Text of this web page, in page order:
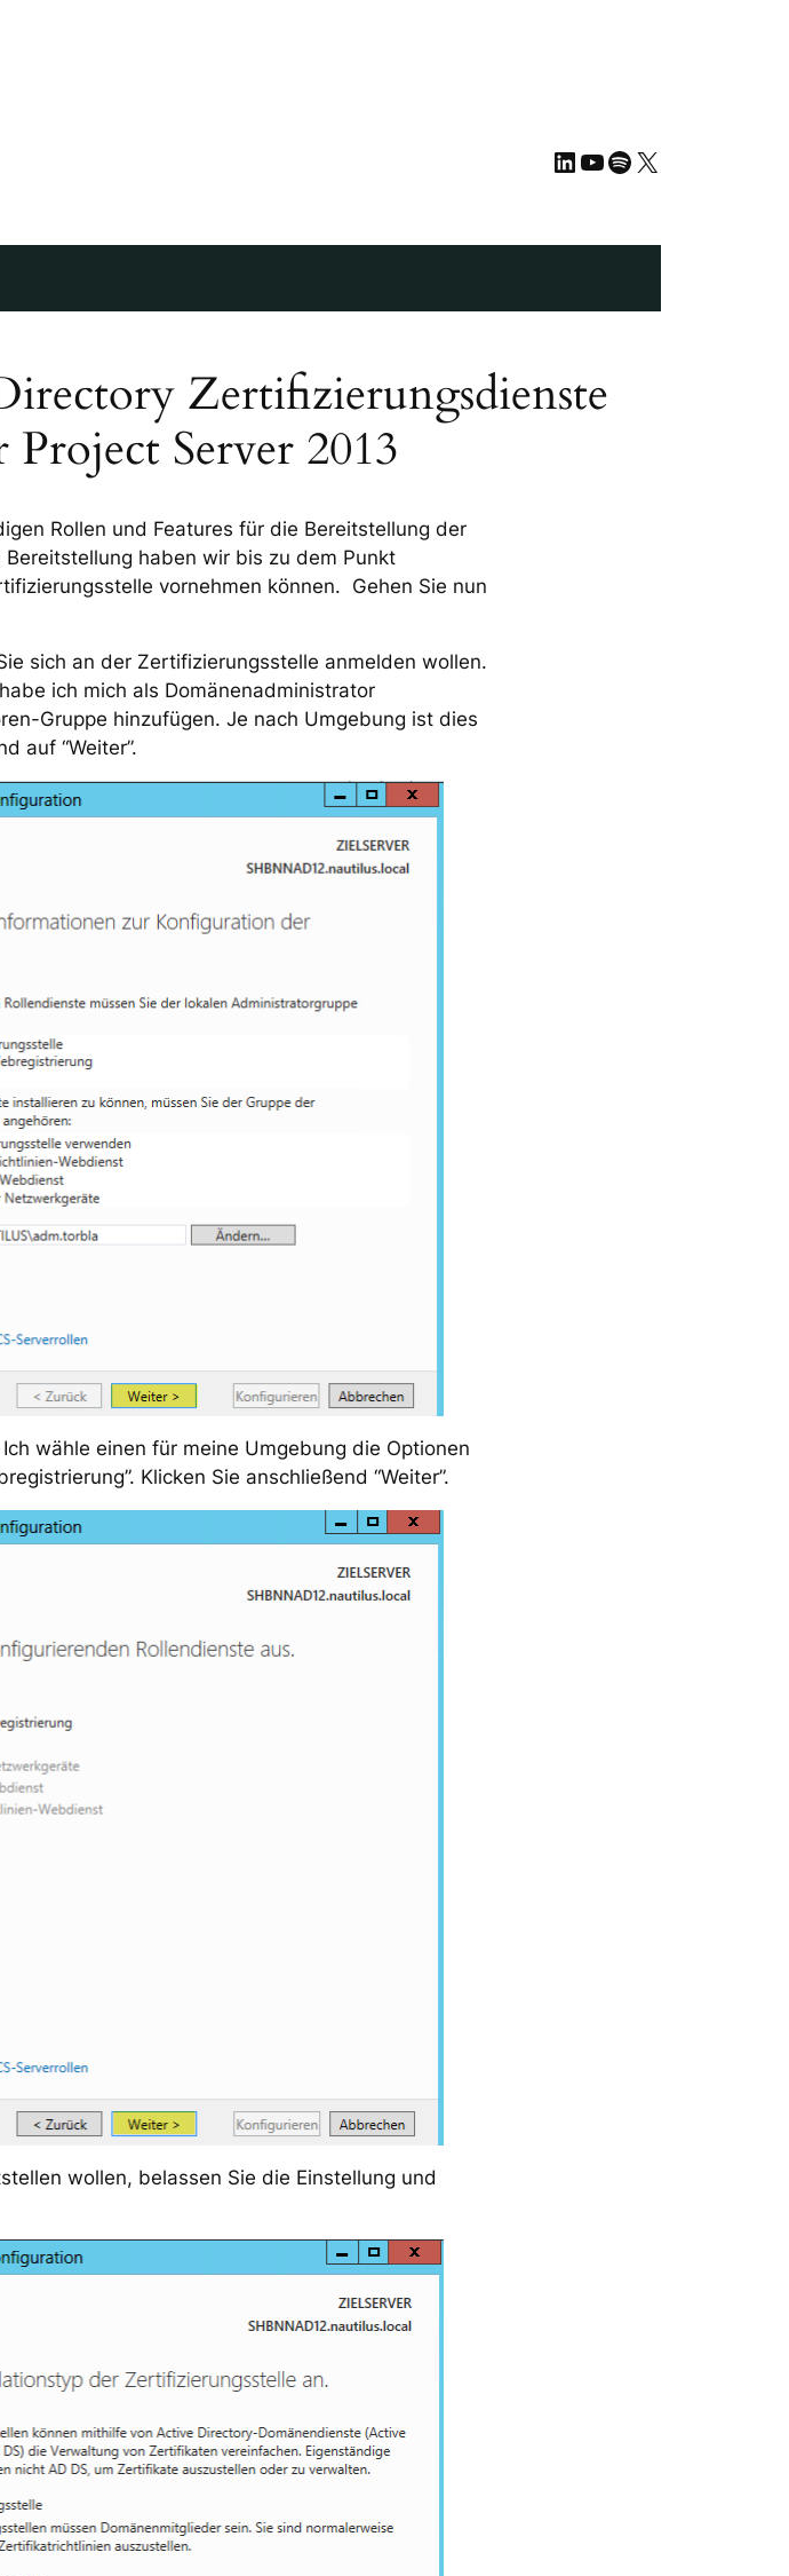
LinkedIn
YouTube
Spotify
X
Zertifizierungsdienste
Server 2013
Rollen und Features für die Bereitstellung der
haben wir bis zu dem Punkt
vornehmen können. Gehen Sie nun
sich an der Zertifizierungsstelle anmelden wollen.
ich mich als Domänenadministrator
Gruppe hinzufügen. Je nach Umgebung ist dies
auf “Weiter”.
wähle einen für meine Umgebung die Optionen
Klicken Sie anschließend “Weiter”.
wollen, belassen Sie die Einstellung und